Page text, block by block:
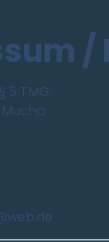
/
5 TMG:
Mucha